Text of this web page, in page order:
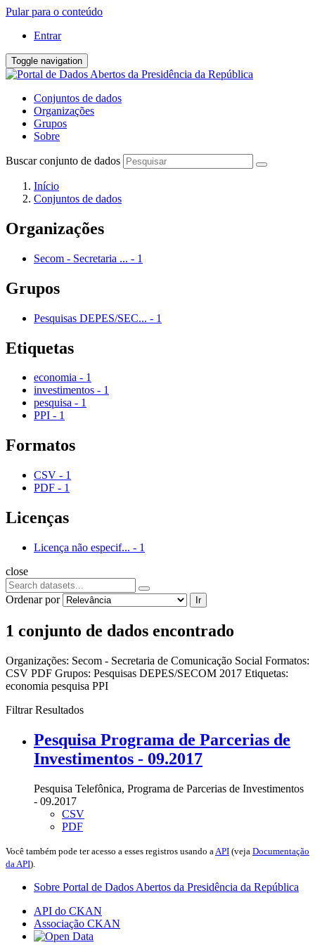
Pular para o conteúdo
Entrar
Toggle navigation
Conjuntos de dados
Organizações
Grupos
Sobre
Buscar conjunto de dados
Início
Conjuntos de dados
Organizações
Secom - Secretaria ... - 1
Grupos
Pesquisas DEPES/SEC... - 1
Etiquetas
economia - 1
investimentos - 1
pesquisa - 1
PPI - 1
Formatos
CSV - 1
PDF - 1
Licenças
Licença não especif... - 1
close
Ordenar por Ir
1 conjunto de dados encontrado
Organizações: Secom - Secretaria de Comunicação Social Formatos:
CSV PDF Grupos: Pesquisas DEPES/SECOM 2017 Etiquetas:
economia pesquisa PPI
Filtrar Resultados
Pesquisa Programa de Parcerias de
Investimentos - 09.2017
Pesquisa Telefônica, Programa de Parcerias de Investimentos
- 09.2017
CSV
PDF
Você também pode ter acesso a esses registros usando a API (veja Documentação
da API).
Sobre Portal de Dados Abertos da Presidência da República
API do CKAN
Associação CKAN